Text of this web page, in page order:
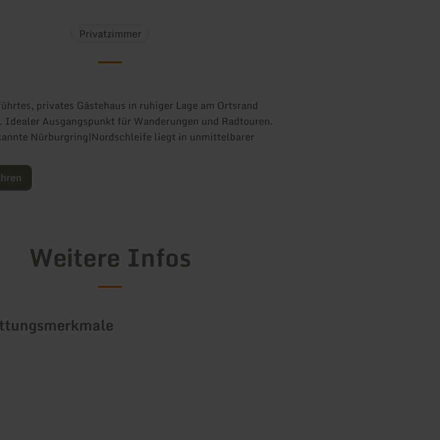
Privatzimmer
privates Gästehaus in ruhiger Lage am Ortsrand
Idealer Ausgangspunkt für Wanderungen und Radtouren.
Nürburgring|Nordschleife liegt in unmittelbarer
Weitere Infos